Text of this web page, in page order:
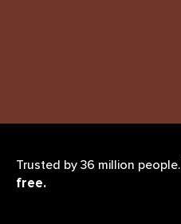
Trusted by 36 million people.
free.